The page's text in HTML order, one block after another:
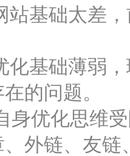
础太差，
础薄弱，
的问题。
优化思维受
外链、友